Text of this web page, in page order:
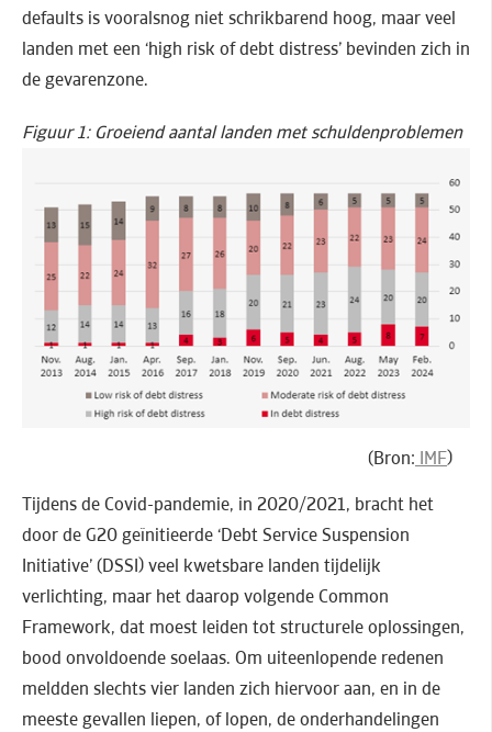
defaults is vooralsnog niet schrikbarend hoog, maar veel
landen met een ‘high risk of debt distress’ bevinden zich in
de gevarenzone.
Figuur 1: Groeiend aantal landen met schuldenproblemen
(Bron: IMF)
Tijdens de Covid-pandemie, in 2020/2021, bracht het
door de G20 geïnitieerde ‘Debt Service Suspension
Initiative’ (DSSI) veel kwetsbare landen tijdelijk
verlichting, maar het daarop volgende Common
Framework, dat moest leiden tot structurele oplossingen,
bood onvoldoende soelaas. Om uiteenlopende redenen
meldden slechts vier landen zich hiervoor aan, en in de
meeste gevallen liepen, of lopen, de onderhandelingen